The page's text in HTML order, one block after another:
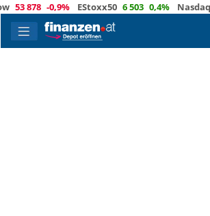
878 -0,9% EStoxx50 6 503 0,4% Nasdaq